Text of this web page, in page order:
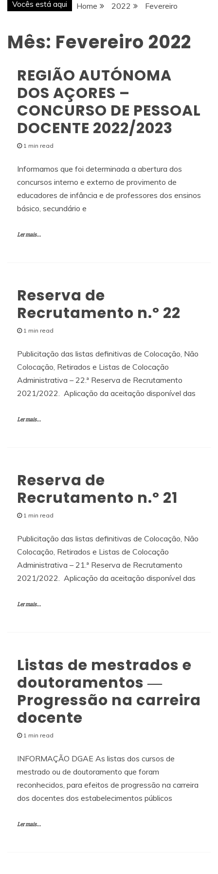
Vocês está aqui Home 2022 Fevereiro
Mês: Fevereiro 2022
REGIÃO AUTÓNOMA
DOS AÇORES –
CONCURSO DE PESSOAL
DOCENTE 2022/2023
1 min read
Informamos que foi determinada a abertura dos
concursos interno e externo de provimento de
educadores de infância e de professores dos ensinos
básico, secundário e
Ler mais...
Reserva de
Recrutamento n.º 22
1 min read
Publicitação das listas definitivas de Colocação, Não
Colocação, Retirados e Listas de Colocação
Administrativa – 22.ª Reserva de Recrutamento
2021/2022. Aplicação da aceitação disponível das
Ler mais...
Reserva de
Recrutamento n.º 21
1 min read
Publicitação das listas definitivas de Colocação, Não
Colocação, Retirados e Listas de Colocação
Administrativa – 21.ª Reserva de Recrutamento
2021/2022. Aplicação da aceitação disponível das
Ler mais...
Listas de mestrados e
doutoramentos ―
Progressão na carreira
docente
1 min read
INFORMAÇÃO DGAE As listas dos cursos de
mestrado ou de doutoramento que foram
reconhecidos, para efeitos de progressão na carreira
dos docentes dos estabelecimentos públicos
Ler mais...